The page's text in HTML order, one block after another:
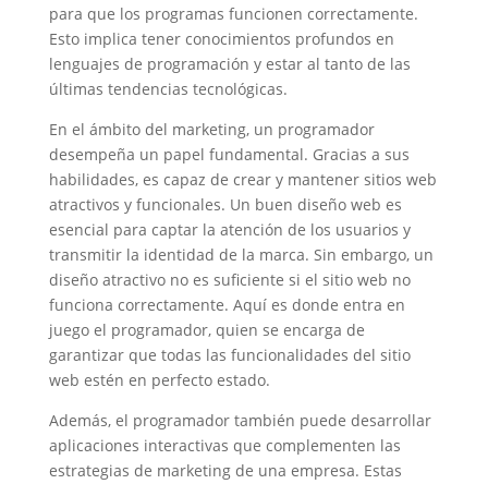
para que los programas funcionen correctamente.
Esto implica tener conocimientos profundos en
lenguajes de programación y estar al tanto de las
últimas tendencias tecnológicas.
En el ámbito del marketing, un programador
desempeña un papel fundamental. Gracias a sus
habilidades, es capaz de crear y mantener sitios web
atractivos y funcionales. Un buen diseño web es
esencial para captar la atención de los usuarios y
transmitir la identidad de la marca. Sin embargo, un
diseño atractivo no es suficiente si el sitio web no
funciona correctamente. Aquí es donde entra en
juego el programador, quien se encarga de
garantizar que todas las funcionalidades del sitio
web estén en perfecto estado.
Además, el programador también puede desarrollar
aplicaciones interactivas que complementen las
estrategias de marketing de una empresa. Estas